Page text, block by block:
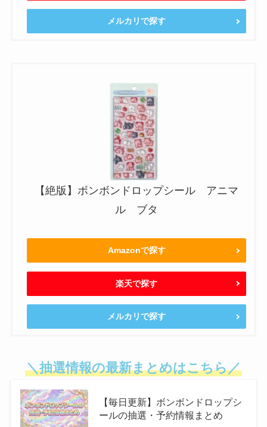
メルカリで探す
【絶版】ボンボンドロップシール アニマ
ル ブタ
Amazonで探す
楽天で探す
メルカリで探す
＼抽選情報の最新まとめはこちら／
【毎日更新】ボンボンドロップシ
ールの抽選・予約情報まとめ